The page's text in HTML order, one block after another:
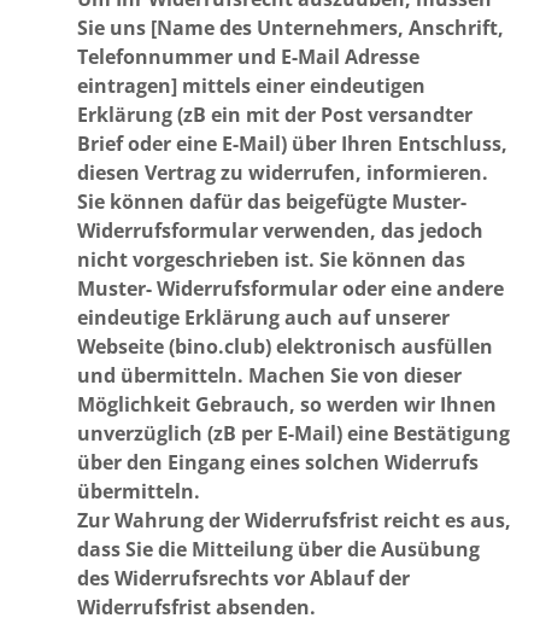
Sie uns [Name des Unternehmers, Anschrift,
Telefonnummer und E-Mail Adresse
eintragen] mittels einer eindeutigen
Erklärung (zB ein mit der Post versandter
Brief oder eine E-Mail) über Ihren Entschluss,
diesen Vertrag zu widerrufen, informieren.
Sie können dafür das beigefügte Muster-
Widerrufsformular verwenden, das jedoch
nicht vorgeschrieben ist. Sie können das
Muster- Widerrufsformular oder eine andere
eindeutige Erklärung auch auf unserer
Webseite (bino.club) elektronisch ausfüllen
und übermitteln. Machen Sie von dieser
Möglichkeit Gebrauch, so werden wir Ihnen
unverzüglich (zB per E-Mail) eine Bestätigung
über den Eingang eines solchen Widerrufs
übermitteln.
Zur Wahrung der Widerrufsfrist reicht es aus,
dass Sie die Mitteilung über die Ausübung
des Widerrufsrechts vor Ablauf der
Widerrufsfrist absenden.